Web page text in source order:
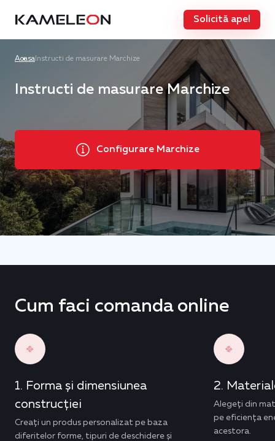
Solicită apel
Acasa Instructi de masurare Marchize
Instructi de masurare Marchize
Configurare Marchize
Cum faci comanda online
Forma și dimensiunea
construcției
Creați un produs personalizat pe baza
diferitelor forme, tipuri de deschidere și
Alegeți din
pe eficiența
acestora.